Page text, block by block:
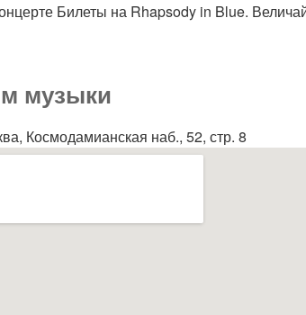
Билеты на Rhapsody in Blue.
музыки
Космодамианская наб., 52, стр. 8